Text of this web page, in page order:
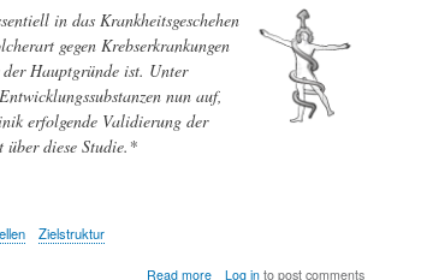
AstraZeneca-
Impfstoff
für
alle
EU-
Bürger
ab
18
in das Krankheitsgeschehen
gegen Krebserkrankungen
Hauptgründe ist. Unter
nun auf,
erfolgende Validierung der
über diese Studie.*
Zielstruktur
Read moreabout
Log into post comments